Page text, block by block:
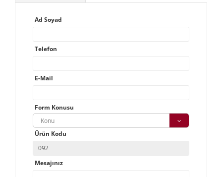
Ad Soyad
Telefon
E-Mail
Form Konusu
Konu
Ürün Kodu
Mesajınız